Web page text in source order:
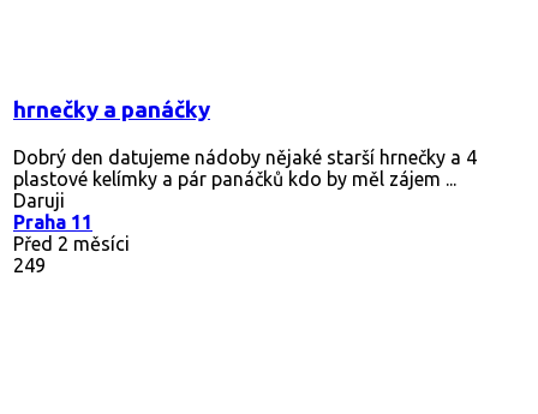
hrnečky a panáčky
Dobrý den datujeme nádoby nějaké starší hrnečky a 4
plastové kelímky a pár panáčků kdo by měl zájem ...
Daruji
Praha 11
Před 2 měsíci
249